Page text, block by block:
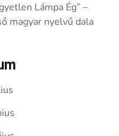
Lámpa Ég” –
magyar nyelvű dala